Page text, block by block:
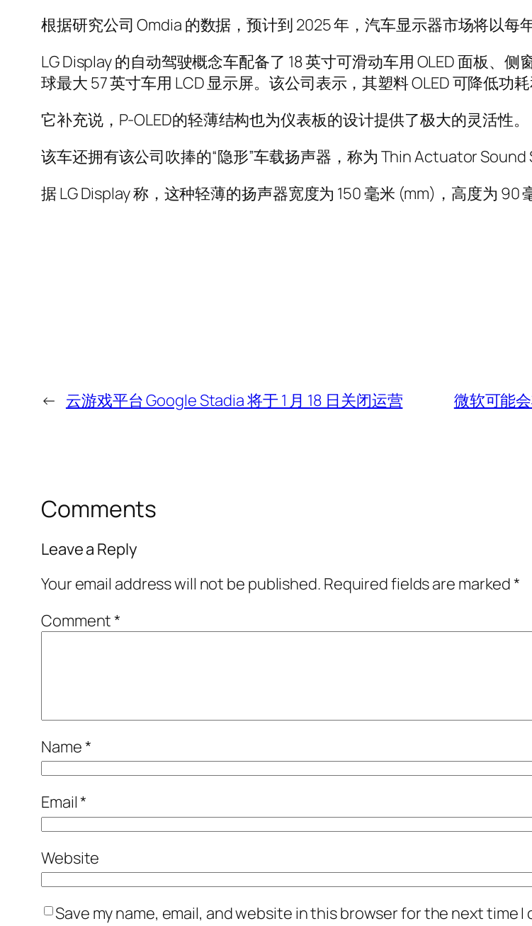
根据研究公司 Omdia 的数据，预计到 2025 年，汽车显示器市场将以每
LG Display 的自动驾驶概念车配备了 18 英寸可滑动车用 OLED 面板、
球最大 57 英寸车用 LCD 显示屏。该公司表示，其塑料 OLED 可降低功
它补充说，P-OLED的轻薄结构也为仪表板的设计提供了极大的灵活性。
该车还拥有该公司吹捧的“隐形”车载扬声器，称为 Thin Actuator Sound
据 LG Display 称，这种轻薄的扬声器宽度为 150 毫米 (mm)，高度为 90
← 云游戏平台 Google Stadia 将于 1 月 18 日关闭运营 微软可能
Comments
Leave a Reply
Your email address will not be published. Required fields are marked*
Comment*
Name*
Email*
Website
Save my name, email, and website in this browser for the next time I